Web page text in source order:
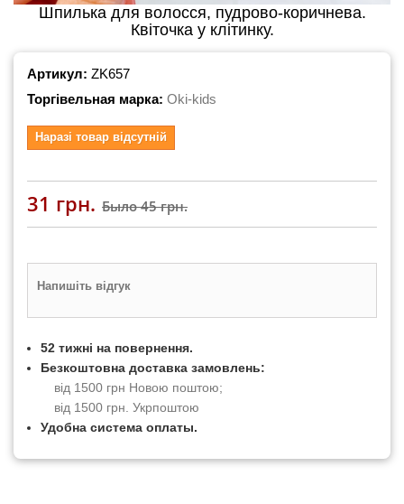
Шпилька для волосся, пудрово-коричнева.
Квіточка у клітинку.
Артикул: ZK657
Торгівельная марка: Oki-kids
Наразі товар відсутній
31 грн. Было45 грн.
Напишіть відгук
52 тижні на повернення.
Безкоштовна доставка замовлень:
від 1500 грн Новою поштою;
від 1500 грн. Укрпоштою
Удобна система оплаты.